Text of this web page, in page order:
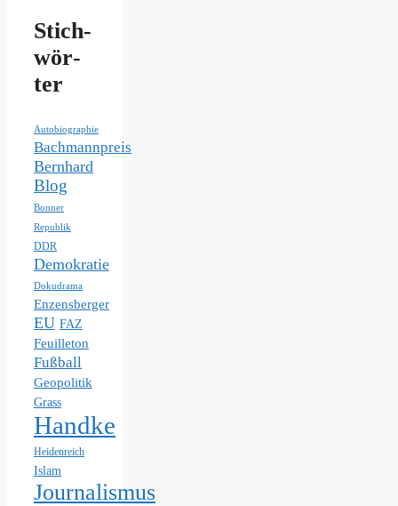
Stich­
wör­
ter
Autobiographie
Bachmannpreis
Bernhard
Blog
Bonner
Republik
DDR
Demokratie
Dokudrama
Enzensberger
EU FAZ
Feuilleton
Fußball
Geopolitik
Grass
Handke
Heidenreich
Islam
Journalismus